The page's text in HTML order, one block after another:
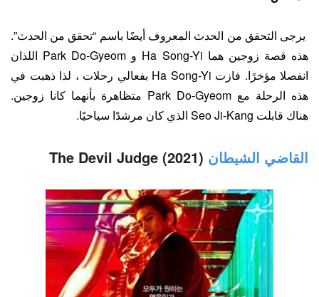
يرجى التحقق من الحدث المعروف أيضًا باسم “تحقق من الحدث”.
هذه قصة زوجين هما Ha Song-Yi و Park Do-Gyeom اللذان
انفصلا مؤخرًا. فازت Ha Song-Yi بفعالي رحلات ، لذا ذهبت في
هذه الرحلة مع Park Do-Gyeom متظاهرة بأنهما كانا زوجين.
هناك قابلت Seo Ji-Kang الذي كان مرشدًا سياحيًا.
القاضي الشيطان (2021) The Devil Judge